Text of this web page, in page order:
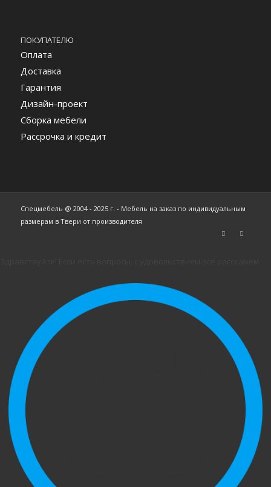
ПОКУПАТЕЛЮ
Оплата
Доставка
Гарантия
Дизайн-проект
Сборка мебели
Рассрочка и кредит
Спецмебель @ 2004 - 2025 г. - Мебель на заказ по индивидуальным
размерам в Твери от производителя